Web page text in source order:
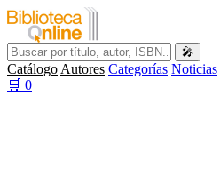
🎤
Catálogo Autores Categorías Noticias
🛒 0